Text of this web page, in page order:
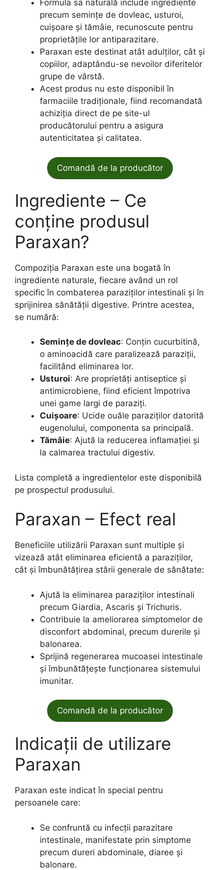
Formula sa naturală include ingrediente
precum semințe de dovleac, usturoi,
cuișoare și tămâie, recunoscute pentru
proprietățile lor antiparazitare.
Paraxan este destinat atât adulților, cât și
copiilor, adaptându-se nevoilor diferitelor
grupe de vârstă.
Acest produs nu este disponibil în
farmaciile tradiționale, fiind recomandată
achiziția direct de pe site-ul
producătorului pentru a asigura
autenticitatea și calitatea.
Comandă de la producător
Ingrediente – Ce
conține produsul
Paraxan?
Compoziția Paraxan este una bogată în
ingrediente naturale, fiecare având un rol
specific în combaterea paraziților intestinali și în
sprijinirea sănătății digestive. Printre acestea,
se numără:
Semințe de dovleac: Conțin cucurbitină,
o aminoacidă care paralizează paraziții,
facilitând eliminarea lor.
Usturoi: Are proprietăți antiseptice și
antimicrobiene, fiind eficient împotriva
unei game largi de paraziți.
Cuișoare: Ucide ouăle paraziților datorită
eugenolului, componenta sa principală.
Tămâie: Ajută la reducerea inflamației și
la calmarea tractului digestiv.
Lista completă a ingredientelor este disponibilă
pe prospectul produsului.
Paraxan – Efect real
Beneficiile utilizării Paraxan sunt multiple și
vizează atât eliminarea eficientă a paraziților,
cât și îmbunătățirea stării generale de sănătate:
Ajută la eliminarea paraziților intestinali
precum Giardia, Ascaris și Trichuris.
Contribuie la ameliorarea simptomelor de
disconfort abdominal, precum durerile și
balonarea.
Sprijină regenerarea mucoasei intestinale
și îmbunătățește funcționarea sistemului
imunitar.
Comandă de la producător
Indicații de utilizare
Paraxan
Paraxan este indicat în special pentru
persoanele care:
Se confruntă cu infecții parazitare
intestinale, manifestate prin simptome
precum dureri abdominale, diaree și
balonare.